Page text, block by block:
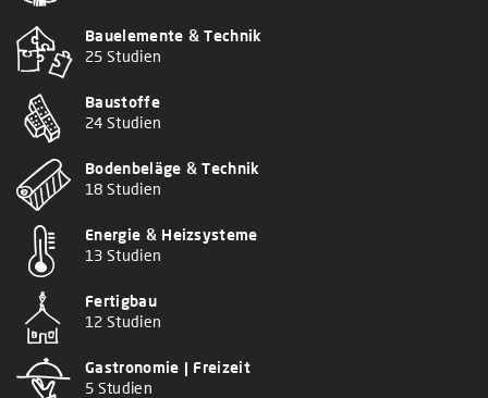
Bauelemente & Technik
25 Studien
Baustoffe
24 Studien
Bodenbeläge & Technik
18 Studien
Energie & Heizsysteme
13 Studien
Fertigbau
12 Studien
Gastronomie | Freizeit
5 Studien